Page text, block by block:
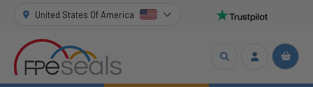
United States Of America